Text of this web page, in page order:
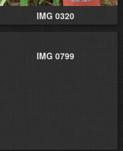
IMG 0320
IMG 0799